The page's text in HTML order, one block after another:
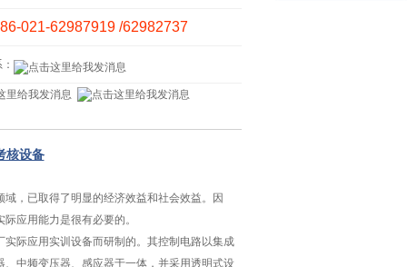
021-62987919 /62982737
核设备
，已取得了明显的经济效益和社会效益。因
应用能力是很有必要的。
际应用实训设备而研制的。其控制电路以集成
中频变压器、感应器于一体，并采用透明式设